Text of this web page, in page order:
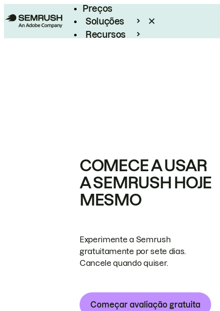
Preços
Soluções
Recursos
COMECE A USAR
A SEMRUSH HOJE
MESMO
Experimente a Semrush
gratuitamente por sete dias.
Cancele quando quiser.
Começar avaliação gratuita